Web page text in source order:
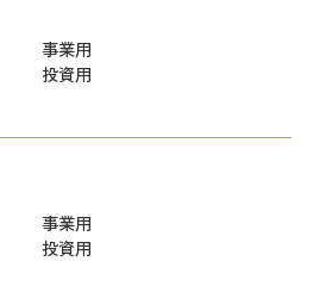
事業用
投資用
事業用
投資用